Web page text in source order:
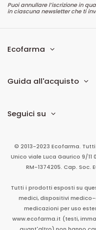
Puoi annullare l’iscrizione in
in ciascuna newsletter che ti
Ecofarma
Guida all'acquisto
Seguici su
© 2013-2023 Ecofarma.
Unico viale Luca Gaurico 9/11
RM-1374205. Cap. Soc.
Tutti i prodotti esposti su
medici, dispositivi
medicazioni per uso
www.ecofarma.it (testi,